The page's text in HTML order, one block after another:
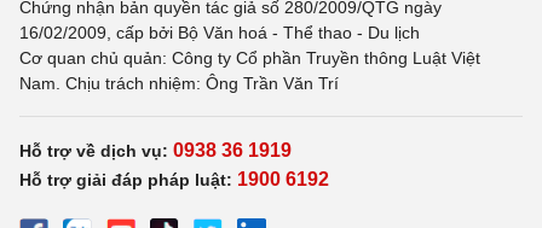
Chứng nhận bản quyền tác giả số 280/2009/QTG ngày
16/02/2009, cấp bởi Bộ Văn hoá - Thể thao - Du lịch
Cơ quan chủ quản: Công ty Cổ phần Truyền thông Luật Việt
Nam. Chịu trách nhiệm: Ông Trần Văn Trí
Hỗ trợ về dịch vụ: 0938 36 1919
Hỗ trợ giải đáp pháp luật: 1900 6192